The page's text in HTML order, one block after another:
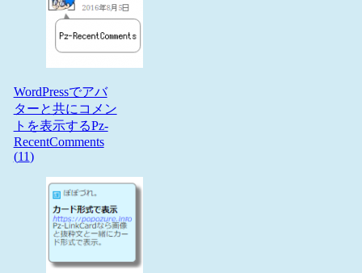
WordPressでアバ
ターと共にコメン
トを表示するPz-
RecentComments
(11)